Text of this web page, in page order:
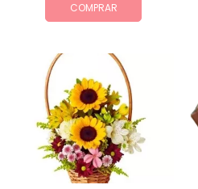
COMPRAR